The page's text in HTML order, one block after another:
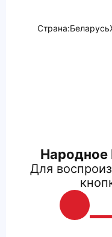
Страна:Беларусь
Народное
Для